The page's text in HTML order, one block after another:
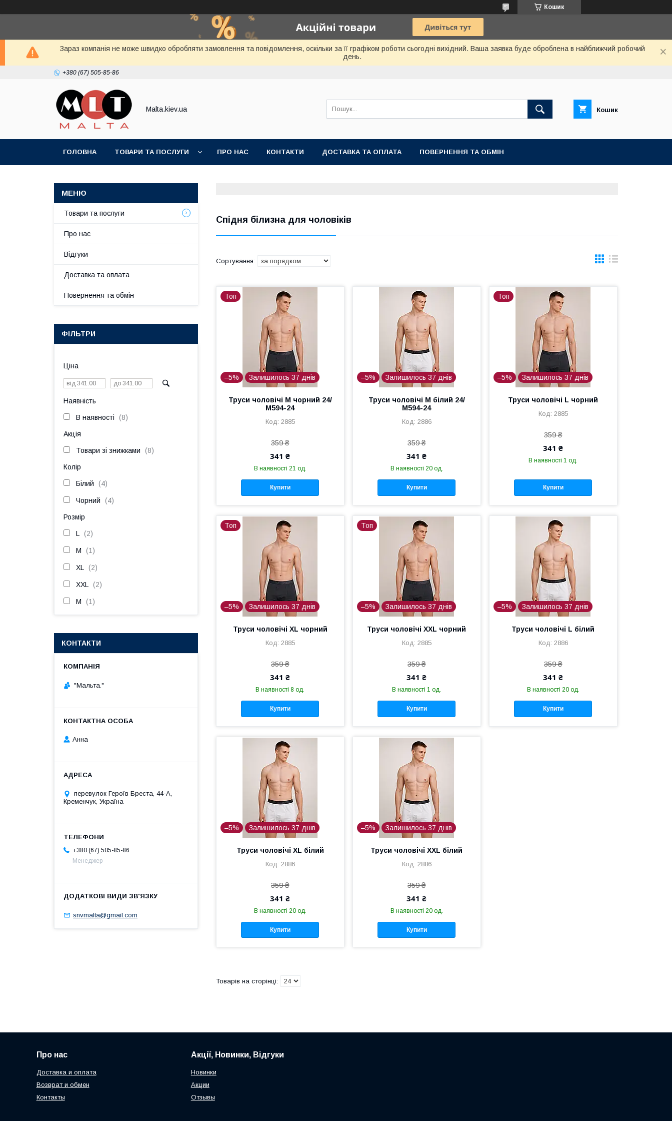
Кошик
Зараз компанія не може швидко обробляти замовлення та повідомлення, оскільки за її графіком роботи сьогодні вихідний. Ваша заявка буде оброблена в найближчий робочий
день.
+380 (67) 505-85-86
Malta.kiev.ua Кошик
ГОЛОВНА ТОВАРИ ТА ПОСЛУГИ ПРО НАС КОНТАКТИ ДОСТАВКА ТА ОПЛАТА ПОВЕРНЕННЯ ТА ОБМІН
Спідня білизна для чоловіків
Топ
–5% Залишилось 37 днів
Труси чоловічі M чорний 24/
М594-24
2885
359 ₴
341 ₴
В наявності 21 од.
Купити
–5% Залишилось 37 днів
Труси чоловічі M білий 24/
М594-24
2886
359 ₴
341 ₴
В наявності 20 од.
Купити
Топ
–5% Залишилось 37 днів
Труси чоловічі L чорний
2885
359 ₴
341 ₴
В наявності 1 од.
Купити
Топ
–5% Залишилось 37 днів
Труси чоловічі XL чорний
2885
359 ₴
341 ₴
В наявності 8 од.
Купити
Топ
–5% Залишилось 37 днів
Труси чоловічі XXL чорний
2885
359 ₴
341 ₴
В наявності 1 од.
Купити
–5% Залишилось 37 днів
Труси чоловічі L білий
2886
359 ₴
341 ₴
В наявності 20 од.
Купити
–5% Залишилось 37 днів
Труси чоловічі XL білий
2886
359 ₴
341 ₴
В наявності 20 од.
Купити
–5% Залишилось 37 днів
Труси чоловічі XXL білий
2886
359 ₴
341 ₴
В наявності 20 од.
Купити
Товари та послуги
Про нас
Відгуки
Доставка та оплата
Повернення та обмін
ФІЛЬТРИ
Ціна
Наявність
В наявності 8
Акція
Товари зі знижками 8
Колір
Білий 4
Чорний 4
Розмір
L 2
M 1
XL 2
XXL 2
М 1
КОНТАКТИ
"Мальта."
Анна
перевулок Героїв Бреста, 44-А,
Кременчук, Україна
+380 (67) 505-85-86
Менеджер
snvmalta@gmail.com
Про нас
Доставка и оплата
Возврат и обмен
Контакты
Акції, Новинки, Відгуки
Новинки
Акции
Отзывы